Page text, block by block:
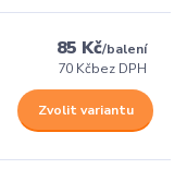
85 Kč/balení
70 Kčbez DPH
Zvolit variantu